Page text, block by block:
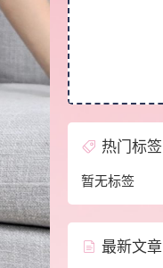
热门标签
暂无标签
最新文章